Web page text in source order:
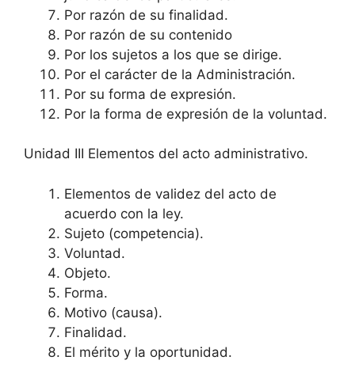
Por razón de su finalidad.
Por razón de su contenido
Por los sujetos a los que se dirige.
Por el carácter de la Administración.
Por su forma de expresión.
Por la forma de expresión de la voluntad.
Unidad III Elementos del acto administrativo.
Elementos de validez del acto de
acuerdo con la ley.
Sujeto (competencia).
Voluntad.
Objeto.
Forma.
Motivo (causa).
Finalidad.
El mérito y la oportunidad.